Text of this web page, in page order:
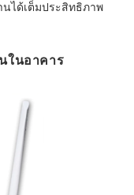
ได้เต็มประสิทธิภาพ
ในอาคาร